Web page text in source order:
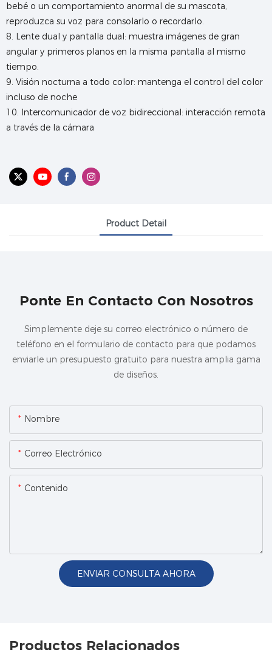
bebé o un comportamiento anormal de su mascota,
reproduzca su voz para consolarlo o recordarlo.
8. Lente dual y pantalla dual: muestra imágenes de gran
angular y primeros planos en la misma pantalla al mismo
tiempo.
9. Visión nocturna a todo color: mantenga el control del color
incluso de noche
10. Intercomunicador de voz bidireccional: interacción remota
a través de la cámara
Product Detail
Ponte En Contacto Con Nosotros
Simplemente deje su correo electrónico o número de
teléfono en el formulario de contacto para que podamos
enviarle un presupuesto gratuito para nuestra amplia gama
de diseños.
Nombre
Correo Electrónico
Contenido
ENVIAR CONSULTA AHORA
Productos Relacionados